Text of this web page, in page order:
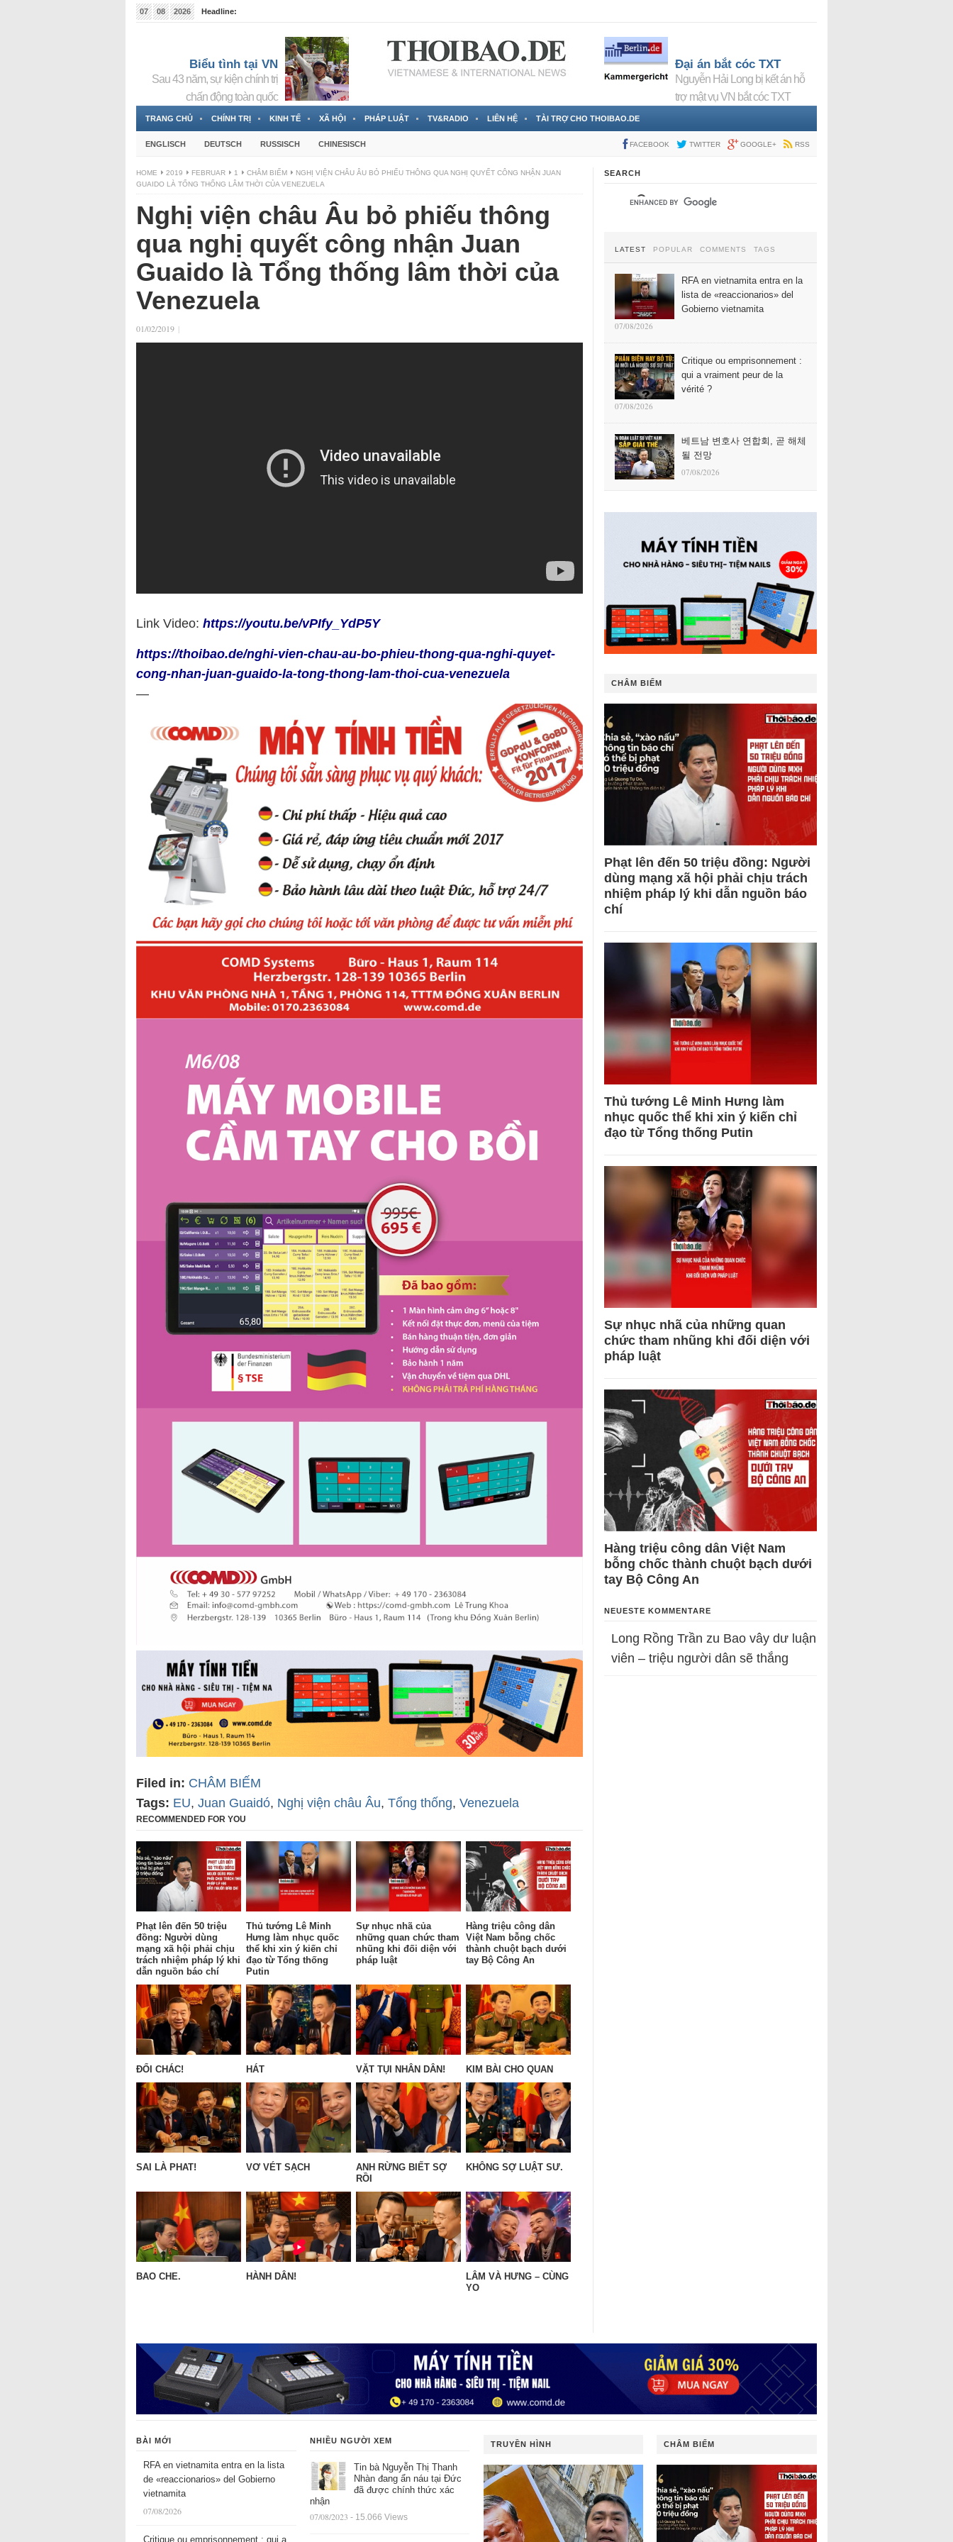
07 08 2026
Headline:
Biểu tình tại VN
Sau 43 năm, sự kiện chính trị
chấn động toàn quốc
Đại án bắt cóc TXT
Nguyễn Hải Long bị kết án hỗ
trợ mật vụ VN bắt cóc TXT
TRANG CHỦ CHÍNH TRỊ KINH TẾ XÃ HỘI PHÁP LUẬT TV&RADIO LIÊN HỆ TÀI TRỢ CHO THOIBAO.DE
ENGLISCH DEUTSCH RUSSISCH CHINESISCH FACEBOOK TWITTER GOOGLE+ RSS
HOME 2019 FEBRUAR 1 CHÂM BIẾM
NGHỊ VIỆN CHÂU ÂU BỎ PHIẾU THÔNG QUA NGHỊ QUYẾT CÔNG NHẬN JUAN
GUAIDO LÀ TỔNG THỐNG LÂM THỜI CỦA VENEZUELA
Nghị viện châu Âu bỏ phiếu thông
qua nghị quyết công nhận Juan
Guaido là Tổng thống lâm thời của
Venezuela
01/02/2019 |
Link Video: https://youtu.be/vPIfy_YdP5Y
https://thoibao.de/nghi-vien-chau-au-bo-phieu-thong-qua-nghi-quyet-
cong-nhan-juan-guaido-la-tong-thong-lam-thoi-cua-venezuela
—
Filed in: CHÂM BIẾM
Tags: EU, Juan Guaidó, Nghị viện châu Âu, Tổng thống, Venezuela
RECOMMENDED FOR YOU
Phạt lên đến 50 triệu
đồng: Người dùng
mạng xã hội phải chịu
trách nhiệm pháp lý khi
dẫn nguồn báo chí
Thủ tướng Lê Minh
Hưng làm nhục quốc
thể khi xin ý kiến chỉ
đạo từ Tổng thống
Putin
Sự nhục nhã của
những quan chức tham
nhũng khi đối diện với
pháp luật
Hàng triệu công dân
Việt Nam bỗng chốc
thành chuột bạch dưới
tay Bộ Công An
ĐỔI CHÁC! HÁT VẶT TỤI NHÂN DÂN! KIM BÀI CHO QUAN
SAI LÀ PHAT! VƠ VÉT SẠCH
ANH RỪNG BIẾT SỢ
RỒI
KHÔNG SỢ LUẬT SƯ.
BAO CHE. HÀNH DÂN!
LÂM VÀ HƯNG – CÙNG
YO
SEARCH
LATEST POPULAR COMMENTS TAGS
RFA en vietnamita entra en la
lista de «reaccionarios» del
Gobierno vietnamita
07/08/2026
Critique ou emprisonnement :
qui a vraiment peur de la
vérité ?
07/08/2026
베트남 변호사 연합회, 곧 해체
될 전망
07/08/2026
CHÂM BIẾM
Phạt lên đến 50 triệu đồng: Người
dùng mạng xã hội phải chịu trách
nhiệm pháp lý khi dẫn nguồn báo
chí
Thủ tướng Lê Minh Hưng làm
nhục quốc thể khi xin ý kiến chỉ
đạo từ Tổng thống Putin
Sự nhục nhã của những quan
chức tham nhũng khi đối diện với
pháp luật
Hàng triệu công dân Việt Nam
bỗng chốc thành chuột bạch dưới
tay Bộ Công An
NEUESTE KOMMENTARE
Long Rồng Trần zu Bao vây dư luận
viên – triệu người dân sẽ thắng
BÀI MỚI
RFA en vietnamita entra en la lista
de «reaccionarios» del Gobierno
vietnamita
07/08/2026
Critique ou emprisonnement : qui a
NHIỀU NGƯỜI XEM
Tin bà Nguyễn Thị Thanh
Nhàn đang ẩn náu tại Đức
đã được chính thức xác
nhận
07/08/2023 - 15.066 Views
TRUYỀN HÌNH CHÂM BIẾM